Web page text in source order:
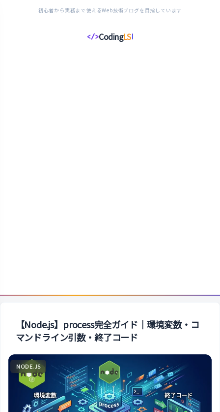
初心者から実務まで使えるWeb技術ブログを目指しています
</>CodingLS
コ
【Node.js】process完全ガイド｜環境変数・コ
マンドライン引数・終了コード
NODE.JS